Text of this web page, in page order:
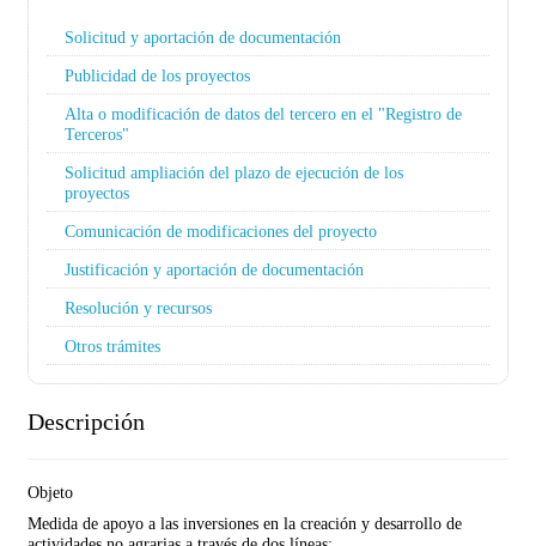
Solicitud y aportación de documentación
Publicidad de los proyectos
Alta o modificación de datos del tercero en el "Registro de
Terceros"
Solicitud ampliación del plazo de ejecución de los
proyectos
Comunicación de modificaciones del proyecto
Justificación y aportación de documentación
Resolución y recursos
Otros trámites
Descripción
Objeto
Medida de apoyo a las inversiones en la creación y desarrollo de